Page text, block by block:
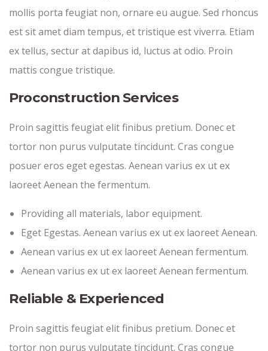
mollis porta feugiat non, ornare eu augue. Sed rhoncus
est sit amet diam tempus, et tristique est viverra. Etiam
ex tellus, sectur at dapibus id, luctus at odio. Proin
mattis congue tristique.
Proconstruction Services
Proin sagittis feugiat elit finibus pretium. Donec et
tortor non purus vulputate tincidunt. Cras congue
posuer eros eget egestas. Aenean varius ex ut ex
laoreet Aenean the fermentum.
Providing all materials, labor equipment.
Eget Egestas. Aenean varius ex ut ex laoreet Aenean.
Aenean varius ex ut ex laoreet Aenean fermentum.
Aenean varius ex ut ex laoreet Aenean fermentum.
Reliable & Experienced
Proin sagittis feugiat elit finibus pretium. Donec et
tortor non purus vulputate tincidunt. Cras congue